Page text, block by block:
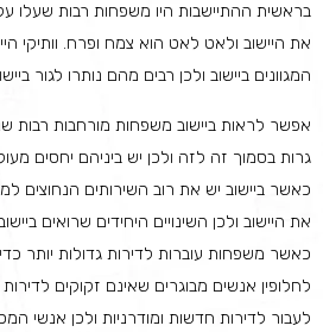
בראשית ההתיישבות היו משפחות רבות שעלו
את היישוב ולאט לאט הוא צמח ופרח. וותיקי
המגוונים ביישוב ולכן רבים מהם נותרו לגור
אפשר לראות ביישוב משפחות מורחבות רבות
גרות בסמוך זה לזה ולכן יש ביניהם יחסים
כאשר ביישוב יש את רוב השירותים הנחוצים
את היישוב ולכן השינויים היחידים שרואים
כאשר משפחות עוברות לדירות גדולות יותר
לחלופין אנשים מבוגרים שאינם זקוקים
לעבור לדירות חדשות ומודרניות ולכן אנשי